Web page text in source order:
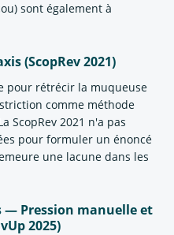
sont également à
(ScopRev 2021)
pour rétrécir la muqueuse
comme méthode
ScopRev 2021 n'a pas
pour formuler un énoncé
une lacune dans les
— Pression manuelle et
2025)